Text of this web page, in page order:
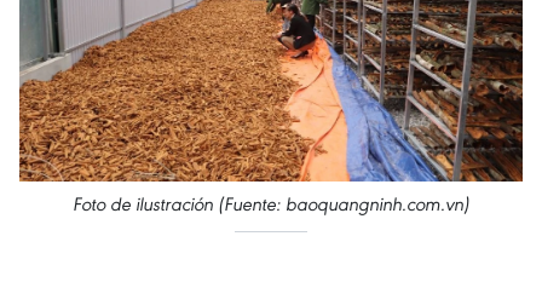
Foto de ilustración (Fuente: baoquangninh.com.vn)